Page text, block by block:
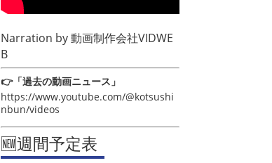
Narration by動画制作会社VIDWE
B
👉「過去の動画ニュース」
https://www.youtube.com/@kotsushi
nbun/videos
🆕週間予定表